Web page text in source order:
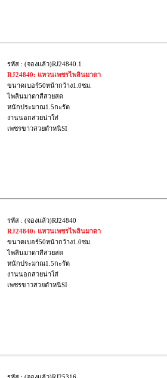
รหัส : (จองแล้ว)RJ24840.1
RJ24840: แหวนเพชรไพลินมาดา
ขนาดเบอร์50หน้ากว้าง1.0ซม.
ไพลินมาดาสีสวยสด
หนักประมาณ1.5กะรัต
งานนอกสวยน่าใส่
เพชรขาวสวยตำหนิSI
รหัส : (จองแล้ว)RJ24840
RJ24840: แหวนเพชรไพลินมาดา
ขนาดเบอร์50หน้ากว้าง1.0ซม.
ไพลินมาดาสีสวยสด
หนักประมาณ1.5กะรัต
งานนอกสวยน่าใส่
เพชรขาวสวยตำหนิSI